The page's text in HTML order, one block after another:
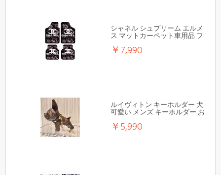
シャネル シュプリーム エルメ
ス マットカーペット車用品 フ
ァッションオシャレ潮流
￥7,990
ルイヴィトン キーホルダー 犬
可愛い メンズ キーホルダー お
しゃれ キーチェーン キー リン
グ モノグラム 人気ブランド
￥5,990